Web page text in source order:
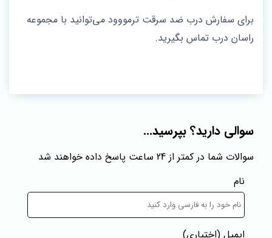
برای سفارش درب ضد سرقت ترمووود می‌توانید با مجموعه
راسان درب تماس بگیرید.
سوالی دارید؟ بپرسید...
سوالات شما در کمتر از 24 ساعت پاسخ داده خواهند شد
نام
ایمیل (اختیاری)